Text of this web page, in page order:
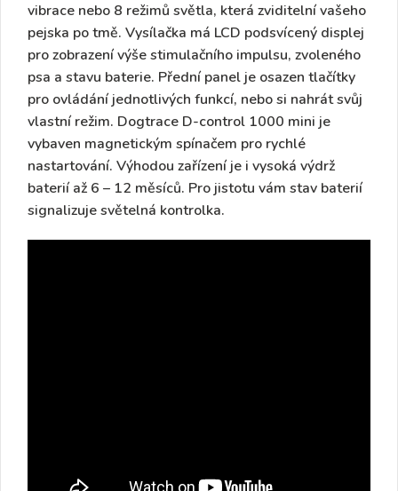
vibrace nebo 8 režimů světla, která zviditelní vašeho
pejska po tmě. Vysílačka má LCD podsvícený displej
pro zobrazení výše stimulačního impulsu, zvoleného
psa a stavu baterie. Přední panel je osazen tlačítky
pro ovládání jednotlivých funkcí, nebo si nahrát svůj
vlastní režim. Dogtrace D-control 1000 mini je
vybaven magnetickým spínačem pro rychlé
nastartování. Výhodou zařízení je i vysoká výdrž
baterií až 6 – 12 měsíců. Pro jistotu vám stav baterií
signalizujesvětelná kontrolka.